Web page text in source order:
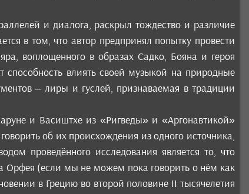
и диалога, раскрыл тождество и различие
в том, что автор предпринял попытку провести
воплощенного в образах Садко, Бояна и героя
способность влиять своей музыкой на природные
– лиры и гуслей, признаваемая в традиции
и Васиштхе из «Ригведы» и «Аргонавтикой»
об их происхождения из одного источника,
проведённого исследования является то, что
Орфея (если мы не можем пока говорить о нём как
в Грецию во второй половине II тысячелетия